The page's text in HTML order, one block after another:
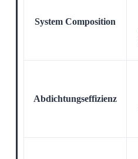
System Composition
Abdichtungseffizienz